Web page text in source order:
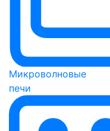
Микроволновые
печи